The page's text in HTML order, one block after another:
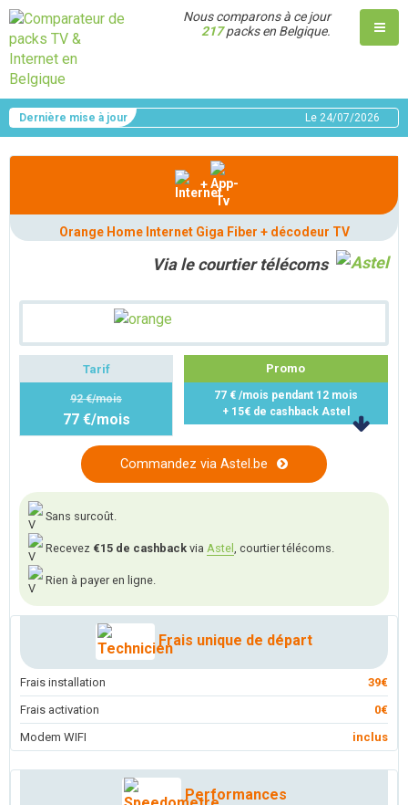
Nous comparons à ce jour
217packs en Belgique.
Dernière mise à jour Le 24/07/2026
+
Orange Home Internet Giga Fiber + décodeur TV
Via le courtier télécoms
Tarif
92 €/mois
77 €/mois
Promo
77 € /mois pendant 12 mois
+ 15€ de cashback Astel
Commandez via Astel.be
Sans surcoût.
Recevez €15 de cashback via Astel , courtier télécoms.
Rien à payer en ligne.
Frais unique de départ
Frais installation
39€
Frais activation
0€
Modem WIFI
inclus
Performances